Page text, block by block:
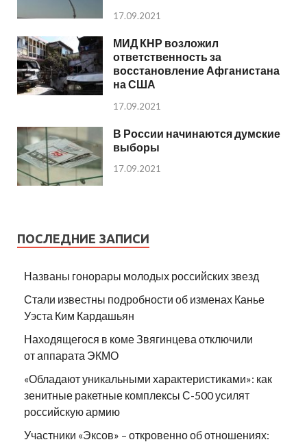
17.09.2021
МИД КНР возложил
ответственность за
восстановление Афганистана
на США
17.09.2021
В России начинаются думские
выборы
17.09.2021
ПОСЛЕДНИЕ ЗАПИСИ
Названы гонорары молодых российских звезд
Стали известны подробности об изменах Канье
Уэста Ким Кардашьян
Находящегося в коме Звягинцева отключили
от аппарата ЭКМО
«Обладают уникальными характеристиками»: как
зенитные ракетные комплексы С-500 усилят
российскую армию
Участники «Эксов» – откровенно об отношениях: